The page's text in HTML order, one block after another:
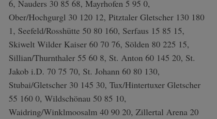
6, Nauders 30 85 68, Mayrhofen 5 95 0,
Ober/Hochgurgl 30 120 12, Pitztaler Gletscher 130 180
1, Seefeld/Rosshütte 50 80 160, Serfaus 15 85 15,
Skiwelt Wilder Kaiser 60 70 76, Sölden 80 225 15,
Sillian/Thurnthaler 55 60 8, St. Anton 60 145 20, St.
Jakob i.D. 70 75 70, St. Johann 60 80 130,
Stubai/Gletscher 30 145 30, Tux/Hintertuxer Gletscher
55 160 0, Wildschönau 50 85 10,
Waidring/Winklmoosalm 40 90 20, Zillertal Arena 20